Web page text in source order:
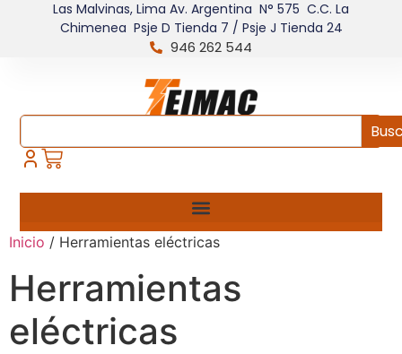
Las Malvinas, Lima Av. Argentina N° 575 C.C. La
Chimenea Psje D Tienda 7 / Psje J Tienda 24
946 262 544
Inicio / Herramientas eléctricas
Herramientas
eléctricas